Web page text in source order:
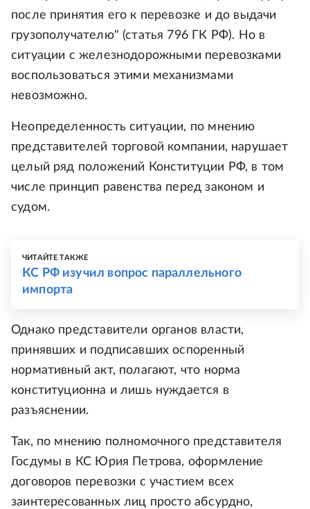
после принятия его к перевозке и до выдачи
грузополучателю" (статья 796 ГК РФ). Но в
ситуации с железнодорожными перевозками
воспользоваться этими механизмами
невозможно.
Неопределенность ситуации, по мнению
представителей торговой компании, нарушает
целый ряд положений Конституции РФ, в том
числе принцип равенства перед законом и
судом.
ЧИТАЙТЕ ТАКЖЕ
КС РФ изучил вопрос параллельного
импорта
Однако представители органов власти,
принявших и подписавших оспоренный
нормативный акт, полагают, что норма
конституционна и лишь нуждается в
разъяснении.
Так, по мнению полномочного представителя
Госдумы в КС Юрия Петрова, оформление
договоров перевозки с участием всех
заинтересованных лиц просто абсурдно,